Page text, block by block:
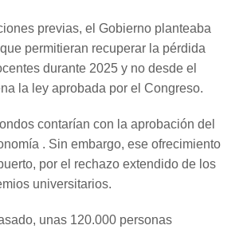
previas, el Gobierno planteaba
permitieran recuperar la pérdida
durante 2025 y no desde el
la ley aprobada por el Congreso.
contarían con la aprobación del
. Sin embargo, ese ofrecimiento
por el rechazo extendido de los
universitarios.
unas 120.000 personas